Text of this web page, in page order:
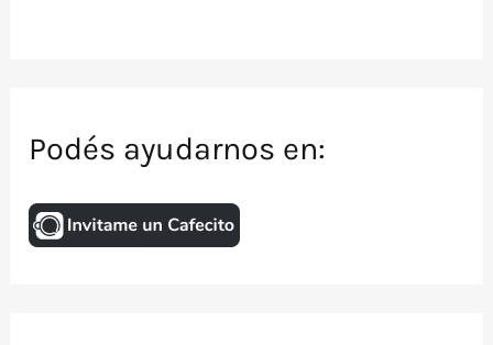
Podés ayudarnos en: